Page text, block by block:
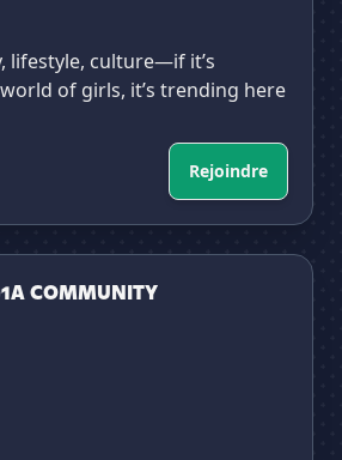
lifestyle, culture—if it’s
of girls, it’s trending here
Rejoindre
COMMUNITY